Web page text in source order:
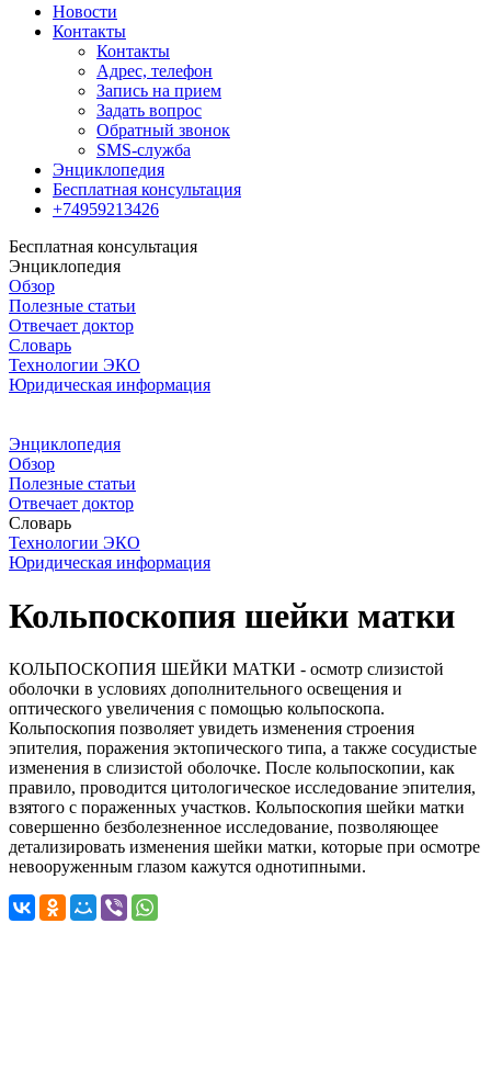
Новости
Контакты
Контакты
Адрес, телефон
Запись на прием
Задать вопрос
Обратный звонок
SMS-служба
Энциклопедия
Бесплатная консультация
+74959213426
Бесплатная консультация
Энциклопедия
Обзор
Полезные статьи
Отвечает доктор
Словарь
Технологии ЭКО
Юридическая информация
Энциклопедия
Обзор
Полезные статьи
Отвечает доктор
Словарь
Технологии ЭКО
Юридическая информация
Кольпоскопия шейки матки
КОЛЬПОСКОПИЯ ШЕЙКИ МАТКИ - осмотр слизистой
оболочки в условиях дополнительного освещения и
оптического увеличения с помощью кольпоскопа.
Кольпоскопия позволяет увидеть изменения строения
эпителия, поражения эктопического типа, а также сосудистые
изменения в слизистой оболочке. После кольпоскопии, как
правило, проводится цитологическое исследование эпителия,
взятого с пораженных участков. Кольпоскопия шейки матки
совершенно безболезненное исследование, позволяющее
детализировать изменения шейки матки, которые при осмотре
невооруженным глазом кажутся однотипными.